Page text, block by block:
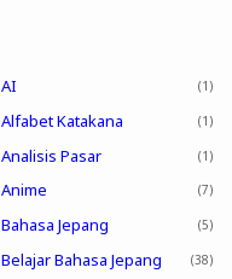
AI 1
Alfabet Katakana 1
Analisis Pasar 1
Anime 7
Bahasa Jepang 5
Belajar Bahasa Jepang 38